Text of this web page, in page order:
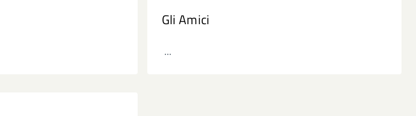
Gli Amici
...